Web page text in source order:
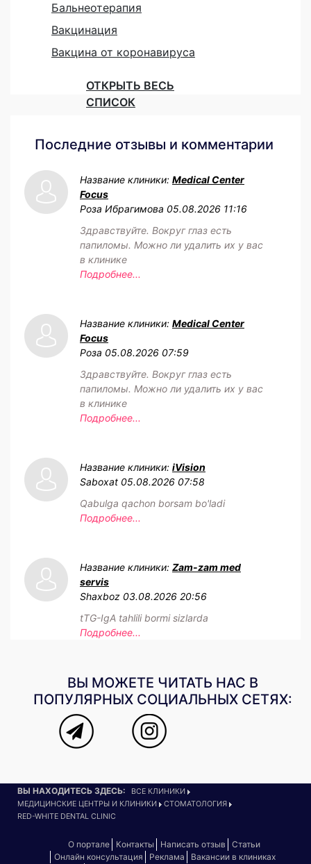
Бальнеотерапия
Вакцинация
Вакцина от коронавируса
ОТКРЫТЬ ВЕСЬ
СПИСОК
Последние отзывы и комментарии
Название клиники: Medical Center
Focus
Роза Ибрагимова 05.08.2026 11:16
Здравствуйте. Вокруг глаз есть
папиломы. Можно ли удалить их у вас
в клинике
Подробнее...
Название клиники: Medical Center
Focus
Роза 05.08.2026 07:59
Здравствуйте. Вокруг глаз есть
папиломы. Можно ли удалить их у вас
в клинике
Подробнее...
Название клиники: iVision
Saboxat 05.08.2026 07:58
Qabulga qachon borsam bo'ladi
Подробнее...
Название клиники: Zam-zam med
servis
Shaxboz 03.08.2026 20:56
tTG-IgA tahlili bormi sizlarda
Подробнее...
ВЫ МОЖЕТЕ ЧИТАТЬ НАС В
ПОПУЛЯРНЫХ СОЦИАЛЬНЫХ СЕТЯХ:
ВЫ НАХОДИТЕСЬ ЗДЕСЬ:
ВСЕ КЛИНИКИ
МЕДИЦИНСКИЕ ЦЕНТРЫ И КЛИНИКИ
СТОМАТОЛОГИЯ
RED-WHITE DENTAL CLINIC
О портале Контакты Написать отзыв
Статьи
Онлайн консультация
Реклама Вакансии в клиниках